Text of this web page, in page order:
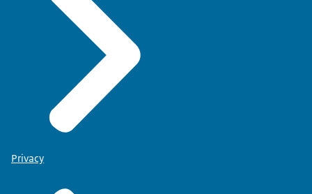
Privacy